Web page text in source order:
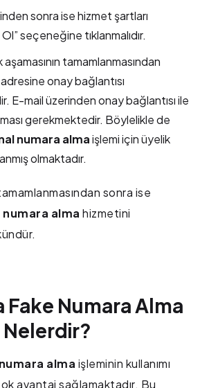
sonra ise hizmet şartları
seçeneğine tıklanmalıdır.
aşamasının tamamlanmasından
onay bağlantısı
E-mail üzerinden onay bağlantısı ile
gerekmektedir. Böylelikle de
numara almaişlemi için üyelik
olmaktadır.
sonra ise
alma hizmetini
Fake Numara Alma
Nelerdir?
alma işleminin kullanımı
avantaj sağlamaktadır. Bu